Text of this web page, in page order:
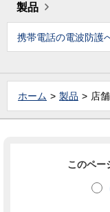
製品
携帯電話の電波防護
ホーム 製品 店
このペー